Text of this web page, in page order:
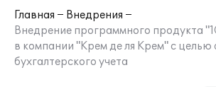
Главная
Внедрения
Внедрение программного продукта
в компании "Крем де ля Крем" с целью
бухгалтерского учета